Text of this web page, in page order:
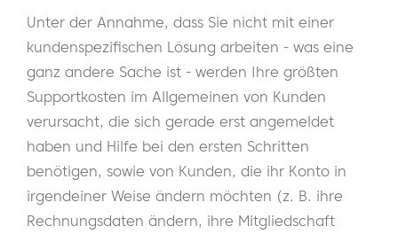
Unter der Annahme, dass Sie nicht mit einer
kundenspezifischen Lösung arbeiten - was eine
ganz andere Sache ist - werden Ihre größten
Supportkosten im Allgemeinen von Kunden
verursacht, die sich gerade erst angemeldet
haben und Hilfe bei den ersten Schritten
benötigen, sowie von Kunden, die ihr Konto in
irgendeiner Weise ändern möchten (z. B. ihre
Rechnungsdaten ändern, ihre Mitgliedschaft